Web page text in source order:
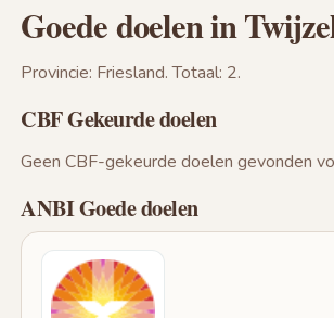
Goede doelen in
Provincie: Friesland. Totaal: 2.
CBF Gekeurde doelen
Geen CBF-gekeurde doelen gevonden
ANBI Goede doelen